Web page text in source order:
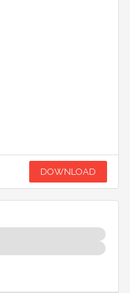
DOWNLOAD